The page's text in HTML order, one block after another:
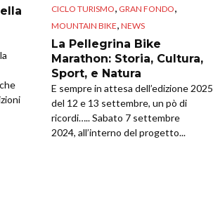
CICLO TURISMO, GRAN FONDO,
MOUNTAIN BIKE, NEWS
La Pellegrina Bike
Marathon: Storia, Cultura,
Sport, e Natura
E sempre in attesa dell’edizione 2025
del 12 e 13 settembre, un pò di
ricordi….. Sabato 7 settembre
2024, all’interno del progetto...